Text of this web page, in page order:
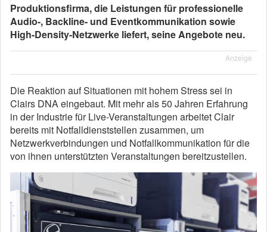
Produktionsfirma, die Leistungen für professionelle
Audio-, Backline- und Eventkommunikation sowie
High-Density-Netzwerke liefert, seine Angebote neu.
Anzeige
Die Reaktion auf Situationen mit hohem Stress sei in
Clairs DNA eingebaut. Mit mehr als 50 Jahren Erfahrung
in der Industrie für Live-Veranstaltungen arbeitet Clair
bereits mit Notfalldienststellen zusammen, um
Netzwerkverbindungen und Notfallkommunikation für die
von ihnen unterstützten Veranstaltungen bereitzustellen.